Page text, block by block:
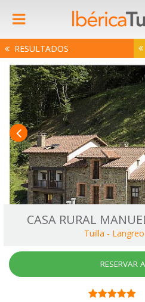
RESULTADOS
CASA RURAL
Tuilla - Langreo
RESERVAR